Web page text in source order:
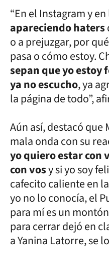
“En el Instagram y
apareciendo haters
o a prejuzgar, por
pasa o cómo estoy.
sepan que yo estoy
ya no escucho, ya
la página de todo”,
Aún así, destacó que
mala onda con su
yo quiero estar con
con vosy si yo soy
cafecito caliente en
yo no lo conocía, el
para mí es un
para cerrar dejó en
a Yanina Latorre, se